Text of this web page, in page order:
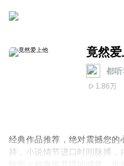
竟然
都
1.86万
经典作品推荐，绝对震撼您的
持，小说情节进口时间脉搏，